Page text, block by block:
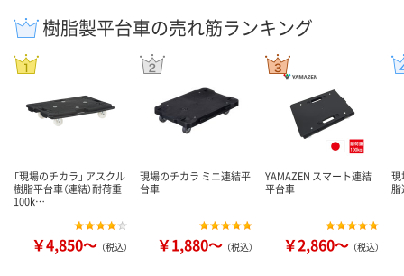
樹脂製平台車の売れ筋ランキング
「現場のチカラ」 アスクル
樹脂平台車（連結）耐荷重
100k…
￥4,850～ （税込）
現場のチカラ ミニ連結平
台車
￥1,880～ （税込）
YAMAZEN スマート連結
平台車
￥2,860～ （税込）
現
脂